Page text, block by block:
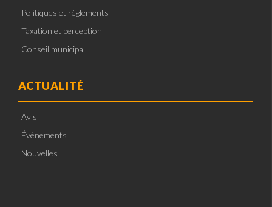
Politiques et règlements
Taxation et perception
Conseil municipal
ACTUALITÉ
Avis
Événements
Nouvelles